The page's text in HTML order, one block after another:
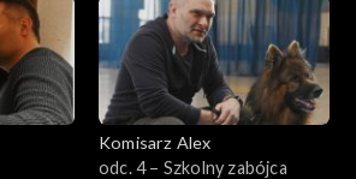
Komisarz Alex
odc. 4 – Szkolny zabójca